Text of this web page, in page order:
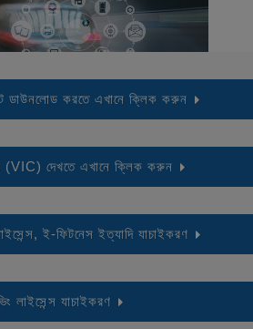
ডাউনলোড করতে এখানে ক্লিক করুন
(VIC) দেখতে এখানে ক্লিক করুন
ই-ফিটনেস ইত্যাদি যাচাইকরণ
লাইসেন্স যাচাইকরণ